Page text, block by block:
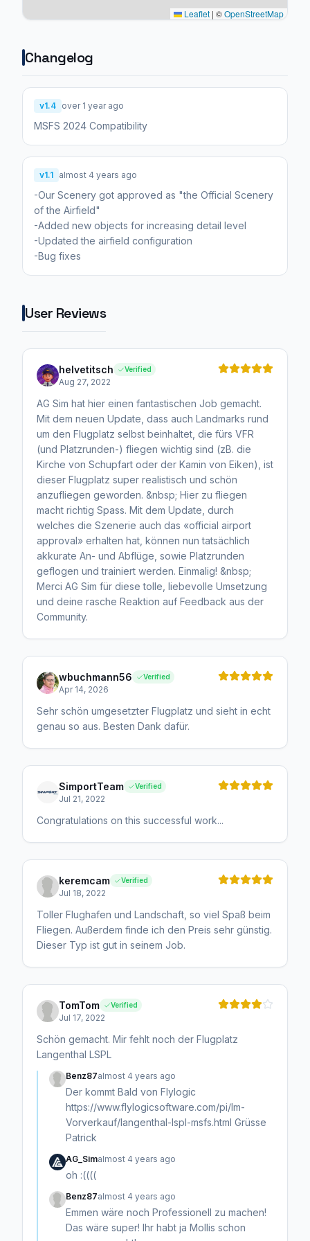
Leaflet | ©OpenStreetMap
Changelog
v1.4 over 1 year ago
MSFS 2024 Compatibility
v1.1 almost 4 years ago
-Our Scenery got approved as "the Official Scenery
of the Airfield"
-Added new objects for increasing detail level
-Updated the airfield configuration
-Bug fixes
User Reviews
helvetitsch Verified
Aug 27, 2022
AG Sim hat hier einen fantastischen Job gemacht.
Mit dem neuen Update, dass auch Landmarks rund
um den Flugplatz selbst beinhaltet, die fürs VFR
(und Platzrunden-) fliegen wichtig sind (zB. die
Kirche von Schupfart oder der Kamin von Eiken), ist
dieser Flugplatz super realistisch und schön
anzufliegen geworden. &nbsp; Hier zu fliegen
macht richtig Spass. Mit dem Update, durch
welches die Szenerie auch das «official airport
approval» erhalten hat, können nun tatsächlich
akkurate An- und Abflüge, sowie Platzrunden
geflogen und trainiert werden. Einmalig! &nbsp;
Merci AG Sim für diese tolle, liebevolle Umsetzung
und deine rasche Reaktion auf Feedback aus der
Community.
wbuchmann56 Verified
Apr 14, 2026
Sehr schön umgesetzter Flugplatz und sieht in echt
genau so aus. Besten Dank dafür.
SimportTeam Verified
Jul 21, 2022
Congratulations on this successful work...
keremcam Verified
Jul 18, 2022
Toller Flughafen und Landschaft, so viel Spaß beim
Fliegen. Außerdem finde ich den Preis sehr günstig.
Dieser Typ ist gut in seinem Job.
TomTom Verified
Jul 17, 2022
Schön gemacht. Mir fehlt noch der Flugplatz
Langenthal LSPL
Benz87almost 4 years ago
Der kommt Bald von Flylogic
https://www.flylogicsoftware.com/pi/Im-
Vorverkauf/langenthal-lspl-msfs.html Grüsse
Patrick
AG_Simalmost 4 years ago
oh :((((
Benz87almost 4 years ago
Emmen wäre noch Professionell zu machen!
Das wäre super! Ihr habt ja Mollis schon